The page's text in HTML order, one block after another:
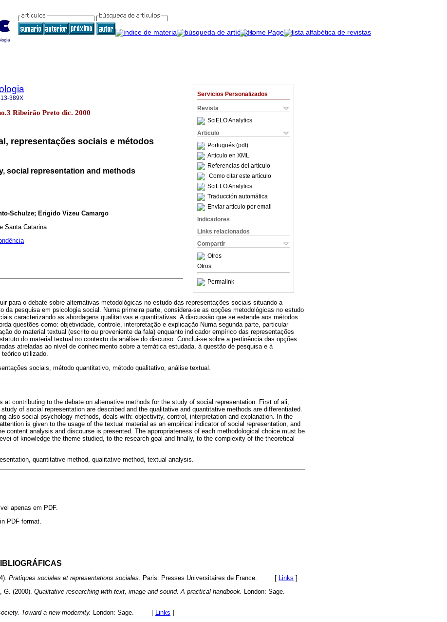
Servicios Personalizados
Revista
SciELO Analytics
Articulo
Portugués (pdf)
Articulo en XML
Referencias del artículo
Como citar este artículo
SciELO Analytics
Traducción automática
Enviar articulo por email
Indicadores
Links relacionados
Compartir
Otros
Otros
Permalink
389X
Ribeirão Preto dic. 2000
representações sociais e métodos
social representation and methods
Schulze; Erigido Vizeu Camargo
Santa Catarina
para o debate sobre alternativas metodológicas no estudo das representações sociais situando a
da pesquisa em psicologia social. Numa primeira parte, considera-se as opções metodológicas no estudo
caracterizando as abordagens qualitativas e quantitativas. A discussão que se estende aos métodos
questões como: objetividade, controle, interpretação e explicação Numa segunda parte, particular
do material textual (escrito ou proveniente da fala) enquanto indicador empírico das representações
do material textual no contexto da análise do discurso. Conclui-se sobre a pertinência das opções
atreladas ao nível de conhecimento sobre a temática estudada, à questão de pesquisa e à
utilizado.
sociais, método quantitativo, método qualitativo, análise textual.
at contributing to the debate on altemative methods for the study of social representation. First of ali,
of social representation are described and the qualitative and quantitative methods are differentiated.
also social psychology methods, deals with: objectivity, control, interpretation and explanation. In the
is given to the usage of the textual material as an empirical indicator of social representation, and
content analysis and discourse is presented. The appropriateness of each methodological choice must be
of knowledge the theme studied, to the research goal and finally, to the complexity of the theoretical
quantitative method, qualitative method, textual analysis.
apenas em PDF.
PDF format.
Pratiques sociales et representations sociales. Paris: Presses Universitaires de France. [ Links ]
G. (2000). Qualitative researching with text, image and sound. A practical handbook. London: Sage.
Toward a new modernity. London: Sage. [ Links ]